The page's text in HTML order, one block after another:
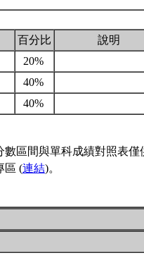
百分比
說明
20%
40%
40%
區間與單科成績對照表僅
區 (連結)。